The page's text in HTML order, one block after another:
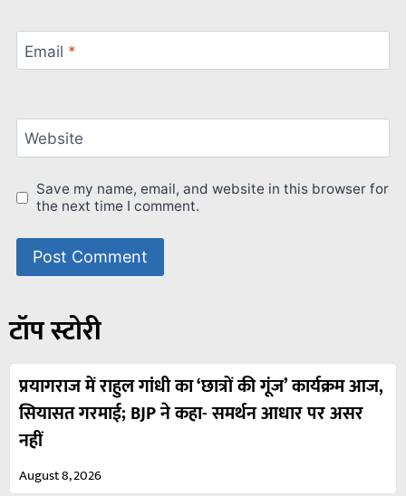
Email *
Website
Save my name, email, and website in this browser for
the next time I comment.
टॉप स्टोरी
प्रयागराज में राहुल गांधी का ‘छात्रों की गूंज’ कार्यक्रम आज,
सियासत गरमाई; BJP ने कहा- समर्थन आधार पर असर
नहीं
August 8, 2026